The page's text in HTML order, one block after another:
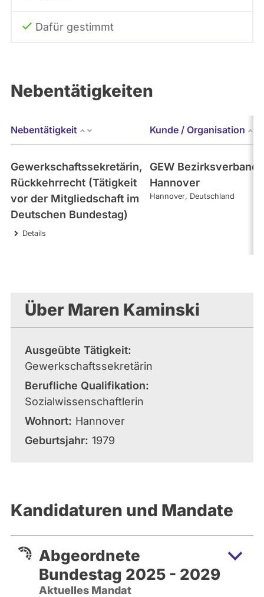
Dafür gestimmt
Nebentätigkeiten
Nebentätigkeit Kunde / Organisation
Gewerkschaftssekretärin,
Rückkehrrecht (Tätigkeit
vor der Mitgliedschaft im
Deutschen Bundestag)
Details
GEW Bezirksverband
Hannover
Hannover Deutschland
Über Maren Kaminski
Ausgeübte Tätigkeit
Gewerkschaftssekretärin
Berufliche Qualifikation
Sozialwissenschaftlerin
Wohnort
Hannover
Geburtsjahr 1979
Kandidaturen und Mandate
Abgeordnete
Bundestag 2025 - 2029
Aktuelles Mandat